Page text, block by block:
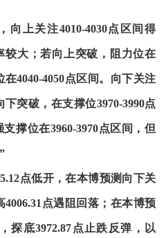
向上关注4010-4030点区间得
较大；若向上突破，阻力位在
在4040-4050点区间。向下关注
下突破，在支撑位3970-3990点
撑位在3960-3970点区间，但
点低开，在本博预测向下关
4006.31点遇阻回落；在本博预
探底3972.87点止跌反弹，以